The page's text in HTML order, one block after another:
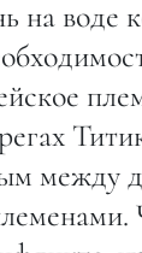
на воде
между